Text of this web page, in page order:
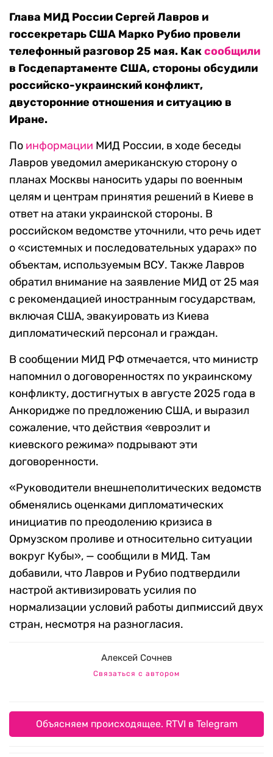
Глава МИД России Сергей Лавров и
госсекретарь США Марко Рубио провели
телефонный разговор 25 мая. Каксообщили
в Госдепартаменте США, стороны обсудили
российско-украинский конфликт,
двусторонние отношения и ситуацию в
Иране.
По информации МИД России, в ходе беседы
Лавров уведомил американскую сторону о
планах Москвы наносить удары по военным
целям и центрам принятия решений в Киеве в
ответ на атаки украинской стороны. В
российском ведомстве уточнили, что речь идет
о «системных и последовательных ударах» по
объектам, используемым ВСУ. Также Лавров
обратил внимание на заявление МИД от 25 мая
с рекомендацией иностранным государствам,
включая США, эвакуировать из Киева
дипломатический персонал и граждан.
В сообщении МИД РФ отмечается, что министр
напомнил о договоренностях по украинскому
конфликту, достигнутых в августе 2025 года в
Анкоридже по предложению США, и выразил
сожаление, что действия «евроэлит и
киевского режима» подрывают эти
договоренности.
«Руководители внешнеполитических ведомств
обменялись оценками дипломатических
инициатив по преодолению кризиса в
Ормузском проливе и относительно ситуации
вокруг Кубы», — сообщили в МИД. Там
добавили, что Лавров и Рубио подтвердили
настрой активизировать усилия по
нормализации условий работы дипмиссий двух
стран, несмотря на разногласия.
Алексей Сочнев
Связаться с автором
Объясняем происходящее. RTVI в Telegram